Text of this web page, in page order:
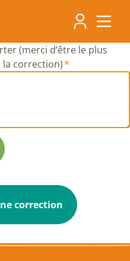
(merci d’être le plus
correction)
correction